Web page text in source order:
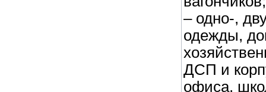
– одно-,
одежды,
ДСП и
офиса,